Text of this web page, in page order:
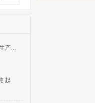
铝青铜 铬锆铜 镍白铜 生产厂直销 管棒板
起